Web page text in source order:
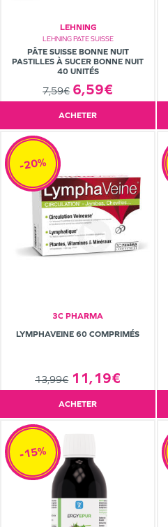
LEHNING
LEHNING PATE SUISSE
PÂTE SUISSE BONNE NUIT
PASTILLES À SUCER BONNE NUIT
40 UNITÉS
7,59€ 6,59€
ACHETER
3C PHARMA
LYMPHAVEINE 60 COMPRIMÉS
13,99€ 11,19€
-20%
ACHETER
-15%